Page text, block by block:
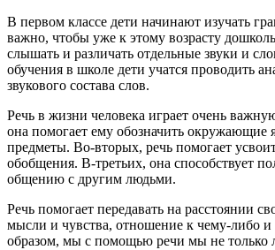
В первом классе дети начинают изучать
важно, чтобы уже к этому возрасту
слышать и различать отдельные звуки и
обучения в школе дети учатся проводить
звукового состава слов.
Речь в жизни человека играет очень
она помогает ему обозначить окружающие
предметы. Во-вторых, речь помогает
обобщения. В-третьих, она способствует
общению с другим людьми.
Речь помогает передавать на расстоянии
мысли и чувства, отношение к чему-либо
образом, мы с помощью речи мы не только